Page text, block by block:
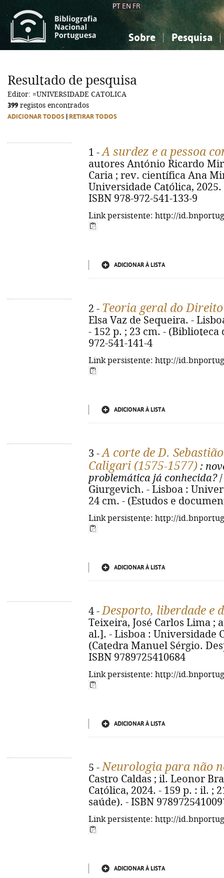
PT EN FR
Sobre Pesquisa
Ciências sociais...
Ciências sociais...
Resultado de pesquisa
Editor: =UNIVERSIDADE CATOLICA
399 registos encontrados
ADICIONAR TODOS RETIRAR TODOS
1 -A surdez e a pessoa
autores António Ricardo
Caria ; rev. científica Ana
Universidade Católica,
ISBN 978-972-541-133-9
Link persistente: http://
ADICIONAR À LISTA
2 - Teoria geral do
Elsa Vaz de Sequeira. -
- 152 p. ; 23 cm. - (Biblioteca
972-541-141-4
Link persistente: http://
ADICIONAR À LISTA
3 -A corte de D.
Caligari (1575-1577) :
problemática já conhecida?/
Giurgevich. - Lisboa :
24 cm. - (Estudos e
Link persistente: http://
ADICIONAR À LISTA
4 -Desporto, liberdade e
Teixeira, José Carlos Lima
al.]. - Lisboa : Universidade
(Catedra Manuel Sérgio.
ISBN 9789725410684
Link persistente: http://
ADICIONAR À LISTA
5 -Neurologia para não
Castro Caldas ; il. Leonor
Católica, 2024. - 159 p. : il. ;
saúde). - ISBN
Link persistente: http://
ADICIONAR À LISTA